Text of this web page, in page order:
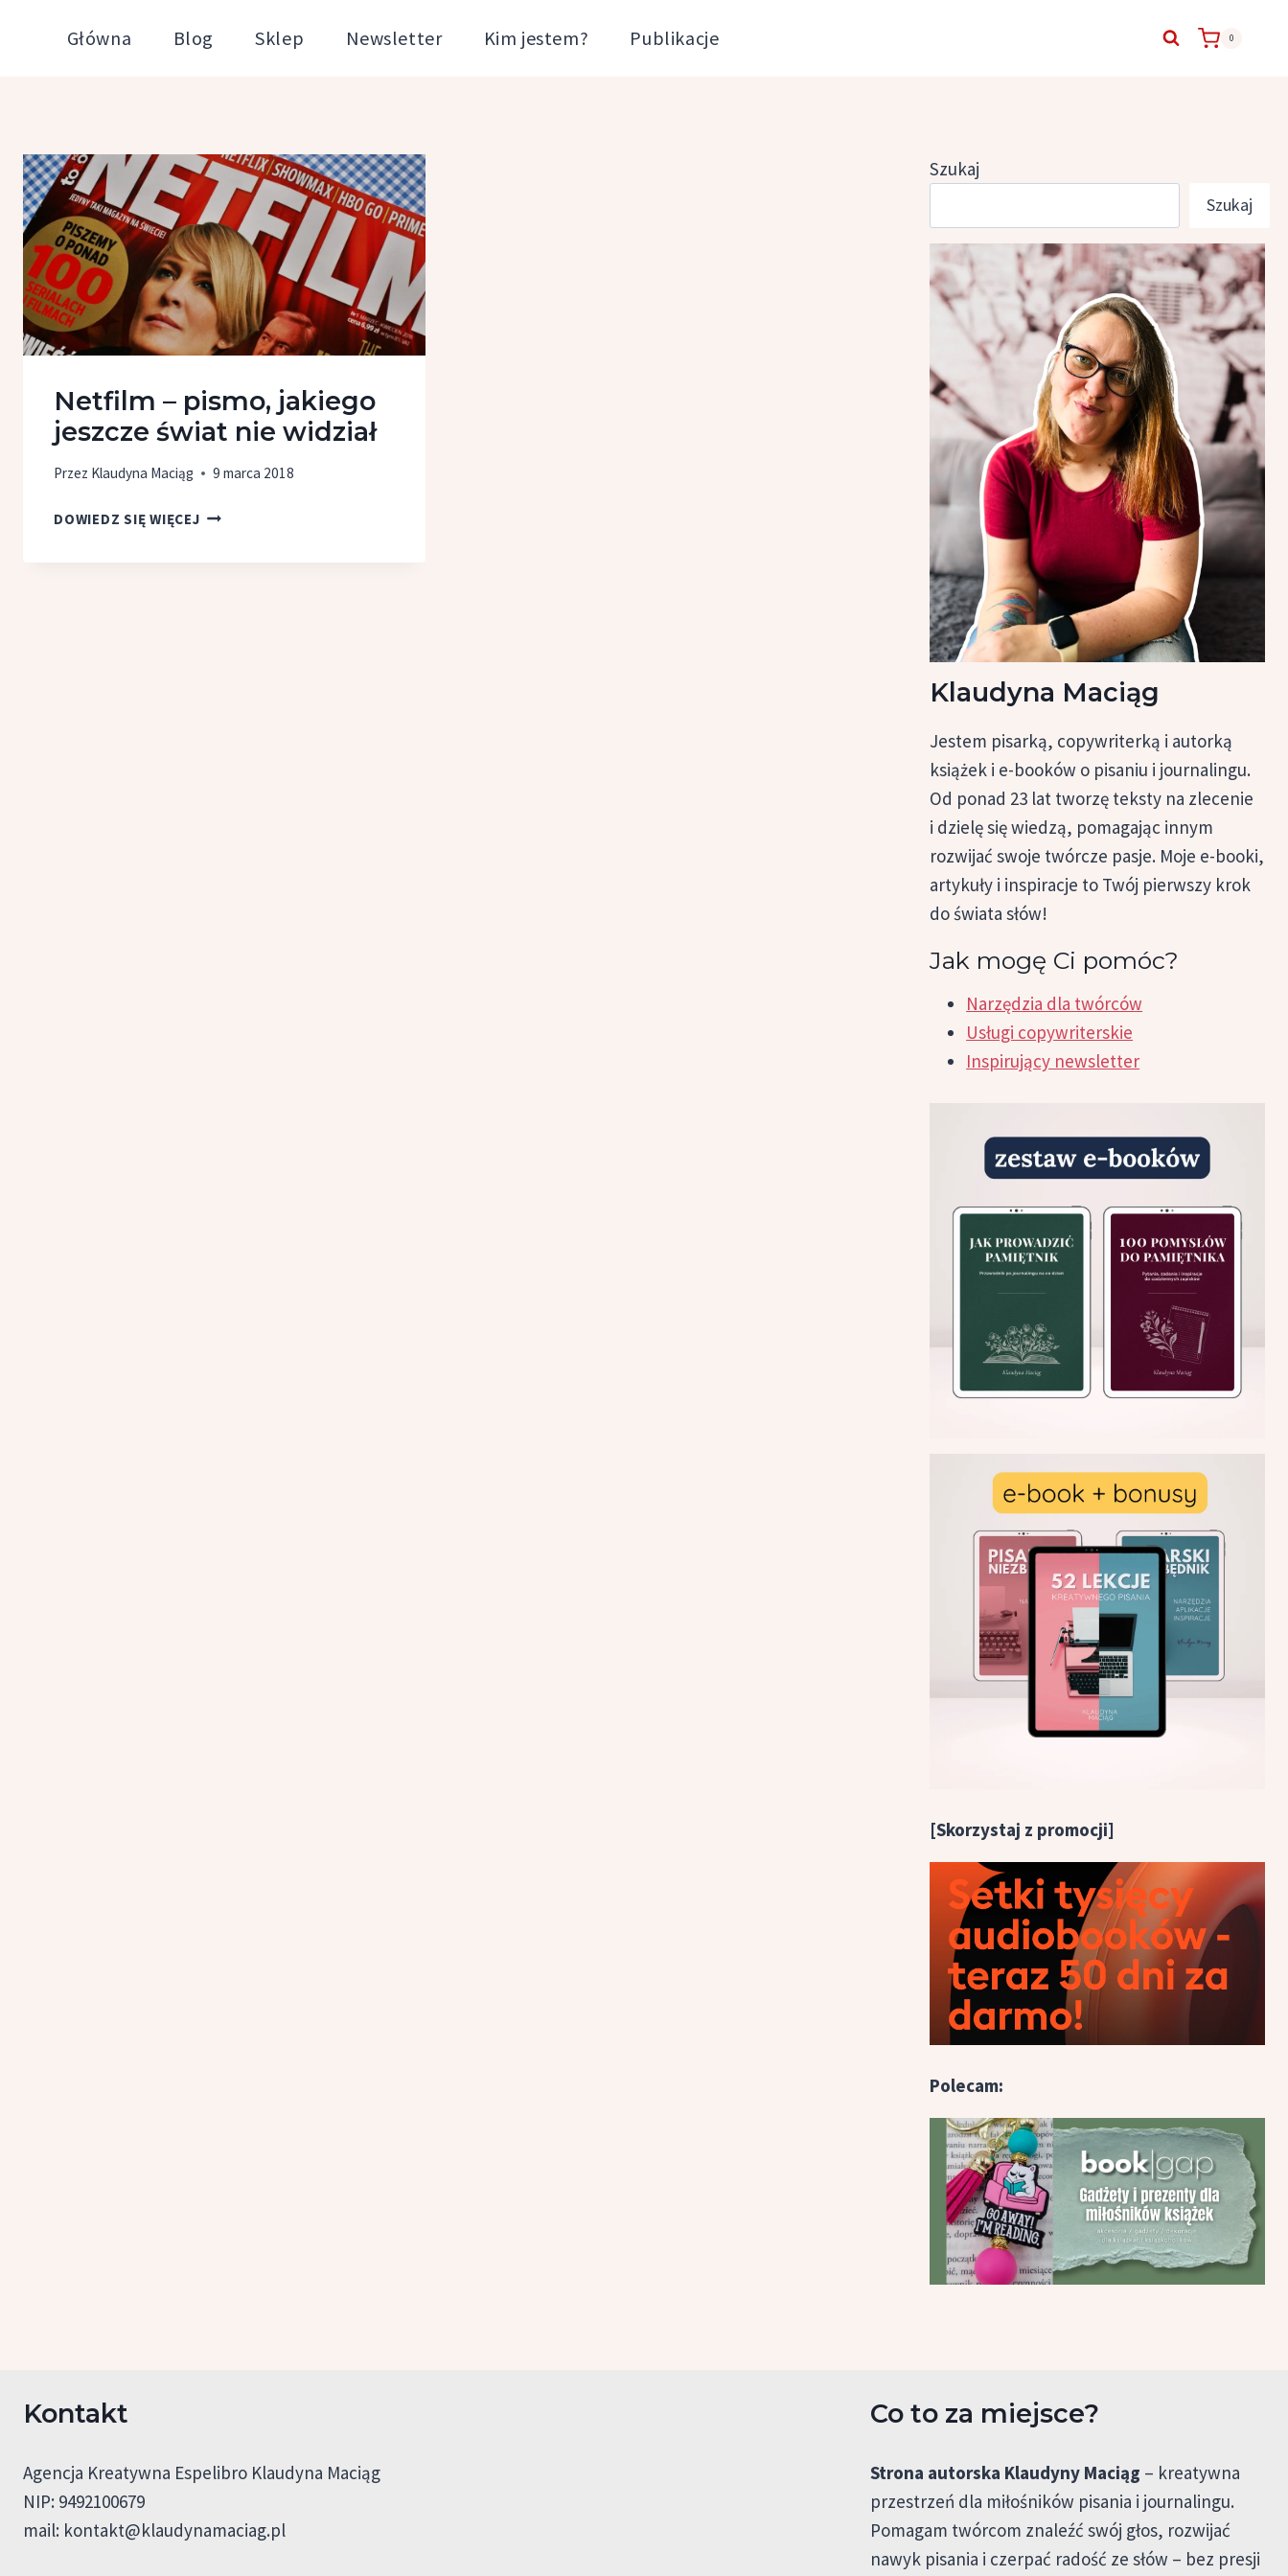
Główna Blog Sklep Newsletter Kim jestem? Publikacje 0
Netfilm – pismo, jakiego
jeszcze świat nie widział
Przez Klaudyna Maciąg 9 marca 2018
DOWIEDZ SIĘ WIĘCEJNETFILM
Szukaj
Szukaj
Klaudyna Maciąg
Jestem pisarką, copywriterką i autorką
książek i e-booków o pisaniu i journalingu.
Od ponad 23 lat tworzę teksty na zlecenie
i dzielę się wiedzą, pomagając innym
rozwijać swoje twórcze pasje. Moje e-booki,
artykuły i inspiracje to Twój pierwszy krok
do świata słów!
Jak mogę Ci pomóc?
Narzędzia dla twórców
Usługi copywriterskie
Inspirujący newsletter
[Skorzystaj z promocji]
Polecam:
Kontakt
Agencja Kreatywna Espelibro Klaudyna Maciąg
NIP: 9492100679
mail: kontakt@klaudynamaciag.pl
Co to za miejsce?
Strona autorska Klaudyny Maciąg – kreatywna
przestrzeń dla miłośników pisania i journalingu.
Pomagam twórcom znaleźć swój głos, rozwijać
nawyk pisania i czerpać radość ze słów – bez presji